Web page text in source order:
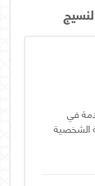
في
الشخصية